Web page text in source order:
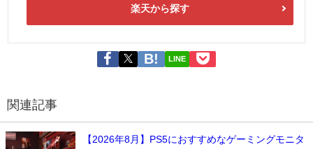
楽天から探す
LINE
関連記事
【2026年8月】PS5におすすめなゲーミングモニタ